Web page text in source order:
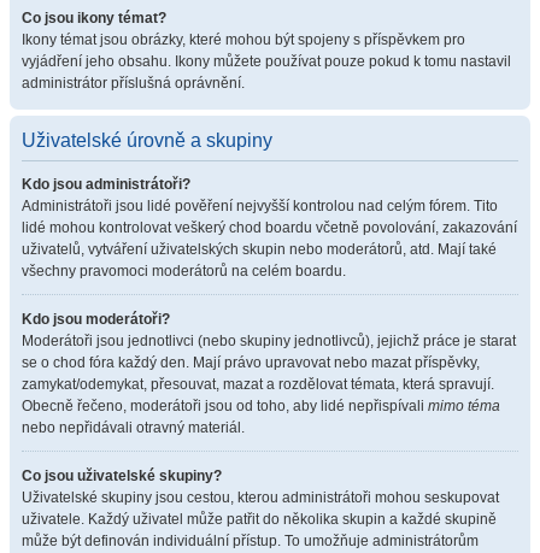
Co jsou ikony témat?
Ikony témat jsou obrázky, které mohou být spojeny s příspěvkem pro
vyjádření jeho obsahu. Ikony můžete používat pouze pokud k tomu nastavil
administrátor příslušná oprávnění.
Uživatelské úrovně a skupiny
Kdo jsou administrátoři?
Administrátoři jsou lidé pověření nejvyšší kontrolou nad celým fórem. Tito
lidé mohou kontrolovat veškerý chod boardu včetně povolování, zakazování
uživatelů, vytváření uživatelských skupin nebo moderátorů, atd. Mají také
všechny pravomoci moderátorů na celém boardu.
Kdo jsou moderátoři?
Moderátoři jsou jednotlivci (nebo skupiny jednotlivců), jejichž práce je starat
se o chod fóra každý den. Mají právo upravovat nebo mazat příspěvky,
zamykat/odemykat, přesouvat, mazat a rozdělovat témata, která spravují.
Obecně řečeno, moderátoři jsou od toho, aby lidé nepřispívali mimo téma
nebo nepřidávali otravný materiál.
Co jsou uživatelské skupiny?
Uživatelské skupiny jsou cestou, kterou administrátoři mohou seskupovat
uživatele. Každý uživatel může patřit do několika skupin a každé skupině
může být definován individuální přístup. To umožňuje administrátorům